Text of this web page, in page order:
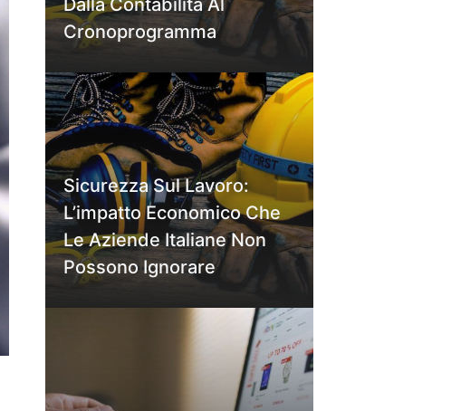
Dalla Contabilità Al
Cronoprogramma
Sicurezza Sul Lavoro:
L’impatto Economico Che
Le Aziende Italiane Non
Possono Ignorare